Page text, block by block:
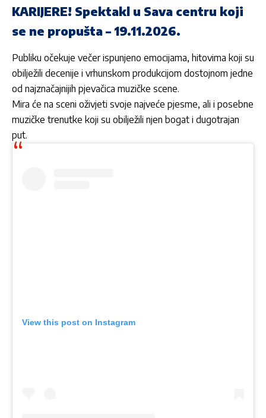
KARIJERE! Spektakl u Sava centru koji
se ne propušta – 19.11.2026.
Publiku očekuje večer ispunjeno emocijama, hitovima koji su
obilježili decenije i vrhunskom produkcijom dostojnom jedne
od najznačajnijih pjevačica muzičke scene.
Mira će na sceni oživjeti svoje najveće pjesme, ali i posebne
muzičke trenutke koji su obilježili njen bogat i dugotrajan
put.
View this post on Instagram